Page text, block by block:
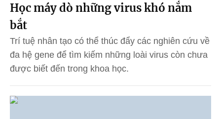
Học máy dò những virus khó nắm
bắt
Trí tuệ nhân tạo có thể thúc đẩy các nghiên cứu về
đa hệ gene để tìm kiếm những loài virus còn chưa
được biết đến trong khoa học.